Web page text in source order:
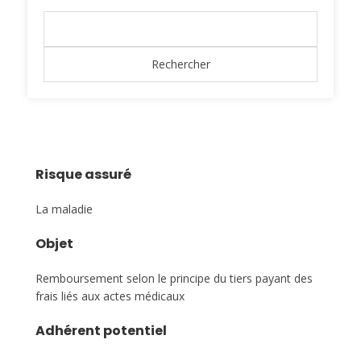
Risque assuré
La maladie
Objet
Remboursement selon le principe du tiers payant des
frais liés aux actes médicaux
Adhérent potentiel